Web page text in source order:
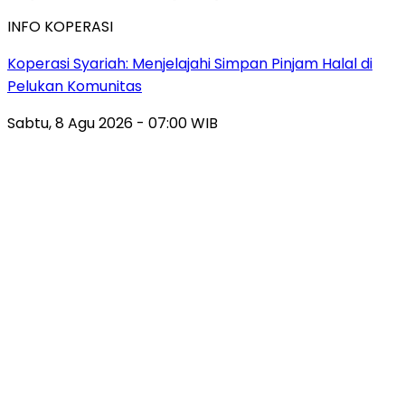
INFO KOPERASI
Koperasi Syariah: Menjelajahi Simpan Pinjam Halal di
Pelukan Komunitas
Sabtu, 8 Agu 2026 - 07:00 WIB